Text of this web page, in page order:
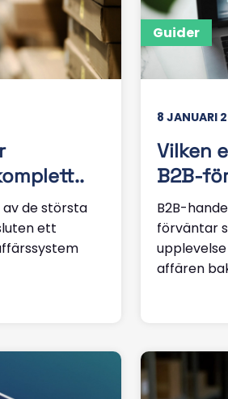
de största
ett
Guider
8 JANUARI
Vilken
B2B-
B2B-
förväntar
affären